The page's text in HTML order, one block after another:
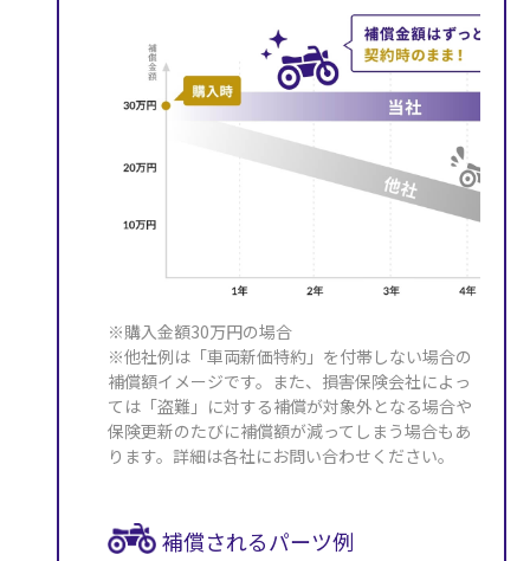
※購入金額30万円の場合
※他社例は「車両新価特約」を付帯しない場合の
補償額イメージです。また、損害保険会社によっ
ては「盗難」に対する補償が対象外となる場合や
保険更新のたびに補償額が減ってしまう場合もあ
ります。詳細は各社にお問い合わせください。
補償されるパーツ例